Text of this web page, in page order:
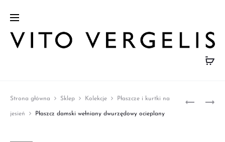
Strona główna Sklep Kolekcje Płaszcze i kurtki na
jesień Płaszcz damski wełniany dwurzędowy ocieplany